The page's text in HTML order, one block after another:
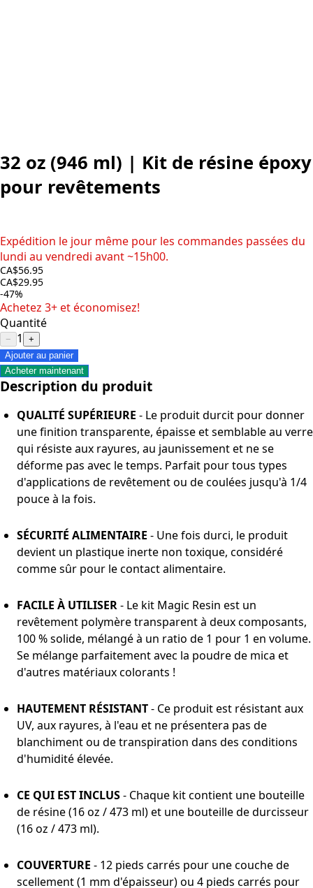
32 oz (946 ml) | Kit de résine époxy
pour revêtements
Expédition le jour même pour les commandes passées du
lundi au vendredi avant ~15h00.
CA$56.95
CA$29.95
-47%
Achetez 3+ et économisez!
Quantité
− 1
+
Ajouter au panier
Acheter maintenant
Description du produit
QUALITÉ SUPÉRIEURE - Le produit durcit pour donner
une finition transparente, épaisse et semblable au verre
qui résiste aux rayures, au jaunissement et ne se
déforme pas avec le temps. Parfait pour tous types
d'applications de revêtement ou de coulées jusqu'à 1/4
pouce à la fois.
SÉCURITÉ ALIMENTAIRE - Une fois durci, le produit
devient un plastique inerte non toxique, considéré
comme sûr pour le contact alimentaire.
FACILE À UTILISER- Le kit Magic Resin est un
revêtement polymère transparent à deux composants,
100 % solide, mélangé à un ratio de 1 pour 1 en volume.
Se mélange parfaitement avec la poudre de mica et
d'autres matériaux colorants !
HAUTEMENT RÉSISTANT- Ce produit est résistant aux
UV, aux rayures, à l'eau et ne présentera pas de
blanchiment ou de transpiration dans des conditions
d'humidité élevée.
CE QUI EST INCLUS- Chaque kit contient une bouteille
de résine (16 oz / 473 ml) et une bouteille de durcisseur
(16 oz / 473 ml).
COUVERTURE - 12 pieds carrés pour une couche de
scellement (1 mm d'épaisseur) ou 4 pieds carrés pour